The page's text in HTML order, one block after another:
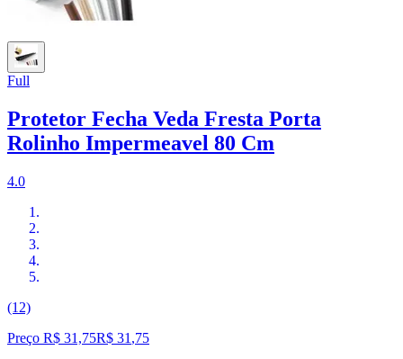
Full
Protetor Fecha Veda Fresta Porta
Rolinho Impermeavel 80 Cm
4.0
(12)
Preço R$ 31,75R$ 31 ,75